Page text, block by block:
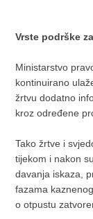
Vrste podrške
Ministarstvo
kontinuirano
žrtvu dodatno
kroz određene
Tako žrtve i
tijekom i nakon
davanja iskaza,
fazama
o otpustu